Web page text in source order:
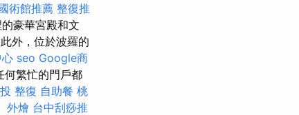
術館推薦 整復推
豪華宮殿和文
此外，位於波羅的
seo Google商
何繁忙的門戶都
整復 自助餐 桃
外燴 台中刮痧推